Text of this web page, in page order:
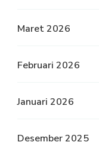
Maret 2026
Februari 2026
Januari 2026
Desember 2025